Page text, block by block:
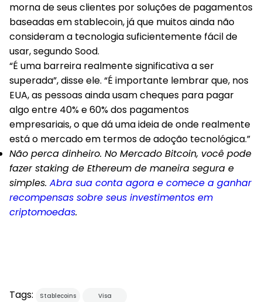
morna de seus clientes por soluções de pagamentos
baseadas em stablecoin, já que muitos ainda não
consideram a tecnologia suficientemente fácil de
usar, segundo Sood.
“É uma barreira realmente significativa a ser
superada”, disse ele. “É importante lembrar que, nos
EUA, as pessoas ainda usam cheques para pagar
algo entre 40% e 60% dos pagamentos
empresariais, o que dá uma ideia de onde realmente
está o mercado em termos de adoção tecnológica.”
Não perca dinheiro. No Mercado Bitcoin, você pode
fazer staking de Ethereum de maneira segura e
simples. Abra sua conta agora e comece a ganhar
recompensas sobre seus investimentos em
criptomoedas.
Tags: Stablecoins Visa